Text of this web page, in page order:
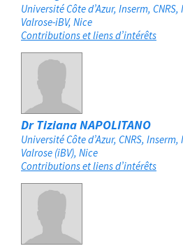
Université Côte d’Azur, Inserm,
Valrose-iBV Nice
Contributions et liens d’intérêts
Dr Tiziana NAPOLITANO
Université Côte d’Azur, CNRS,
Valrose (iBV) Nice
Contributions et liens d’intérêts